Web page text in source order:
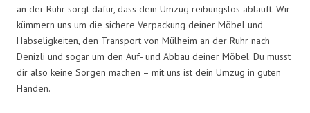
an der Ruhr sorgt dafür, dass dein Umzug reibungslos abläuft. Wir
kümmern uns um die sichere Verpackung deiner Möbel und
Habseligkeiten, den Transport von Mülheim an der Ruhr nach
Denizli und sogar um den Auf- und Abbau deiner Möbel. Du musst
dir also keine Sorgen machen – mit uns ist dein Umzug in guten
Händen.